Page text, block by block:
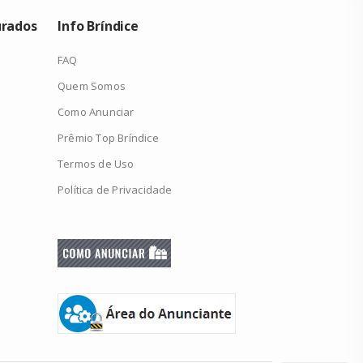
Info Bríndice
FAQ
Quem Somos
Como Anunciar
Prêmio Top Bríndice
Termos de Uso
Política de Privacidade